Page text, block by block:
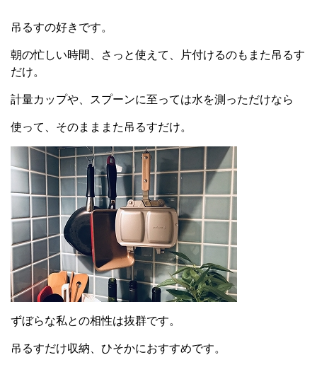
吊るすの好きです。
朝の忙しい時間、さっと使えて、片付けるのもまた吊るす
だけ。
計量カップや、スプーンに至っては水を測っただけなら
使って、そのまままた吊るすだけ。
ずぼらな私との相性は抜群です。
吊るすだけ収納、ひそかにおすすめです。